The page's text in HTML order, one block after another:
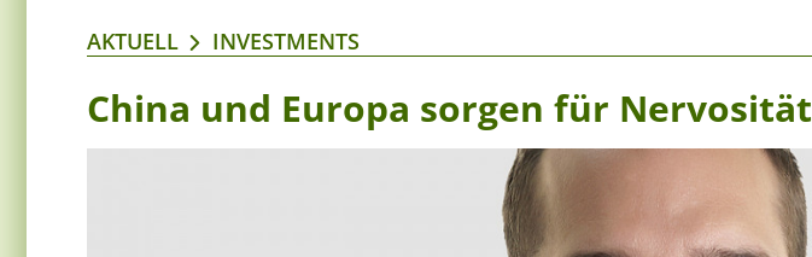
AKTUELL INVESTMENTS
China und Europa sorgen für Nervosität